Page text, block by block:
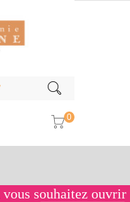
0
vous souhaitez ouvrir